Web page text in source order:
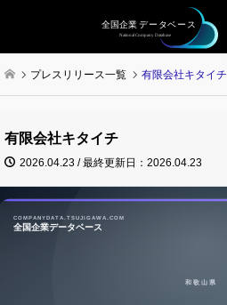
プレスリリース一覧 有限会社キタイチ
有限会社キタイチ
2026.04.23 / 最終更新日：2026.04.23